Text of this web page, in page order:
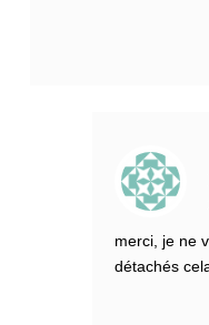
merci, je ne
détachés